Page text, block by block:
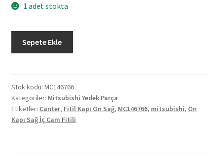
1 adet stokta
Mitsubishi
Ön
Kapı
Sağ
İç
Sepete Ekle
Stok kodu: MC146766
Kategoriler: Mitsubishi Yedek Parça
Etiketler: Canter, Fitil Kapı Ön Sağ, MC146766, mitsubishi, Ön
Kapı Sağ İç Cam Fitili